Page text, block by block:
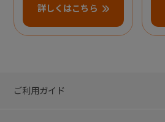
詳しくはこちら
ご利用ガイド